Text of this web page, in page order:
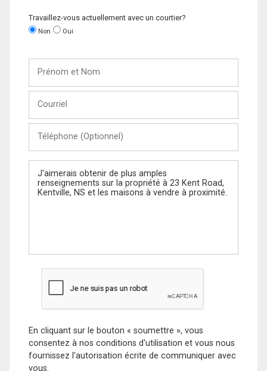
Travaillez-vous actuellement avec un courtier?
Non Oui
Nom
(Optionnel)
Message
En cliquant sur le bouton « soumettre », vous
consentez à nos conditions d'utilisation et vous nous
fournissez l'autorisation écrite de communiquer avec
vous.